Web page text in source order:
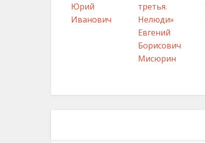
Юрий
Иванович
третья.
Нелюди»
Евгений
Борисович
Мисюрин